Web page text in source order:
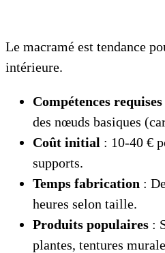
Le macramé est tendance
intérieure.
Compétences requises
des nœuds basiques
Coût initial : 10-40 €
supports.
Temps fabrication :
heures selon taille.
Produits populaires :
plantes, tentures